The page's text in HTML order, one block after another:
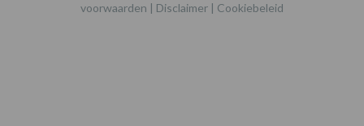
voorwaarden | Disclaimer | Cookiebeleid